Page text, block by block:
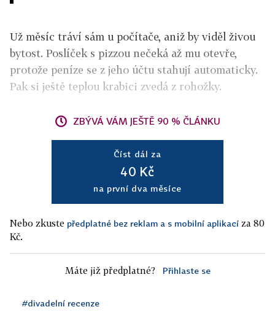
Už měsíc tráví sám u počítače, aniž by viděl živou
bytost. Poslíček s pizzou nečeká až mu otevře,
protože peníze se z jeho účtu stahují automaticky.
Pak si ještě teplou krabici zvedá z rohožky.
ZBÝVÁ VÁM JEŠTĚ 90 % ČLÁNKU
Číst dál za
40 Kč
na první dva měsíce
Nebo zkuste předplatné bez reklam a s mobilní aplikací za 80
Kč.
Máte již předplatné? Přihlaste se
#divadelní recenze